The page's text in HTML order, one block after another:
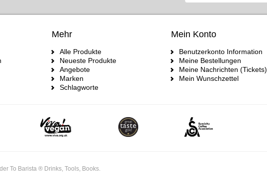
Mehr
Alle Produkte
Neueste Produkte
Angebote
Marken
Schlagworte
Mein Konto
Benutzerkonto Information
Meine Bestellungen
Meine Nachrichten (Tickets)
Mein Wunschzettel
To Barista ® Drinks, Tools, Books.